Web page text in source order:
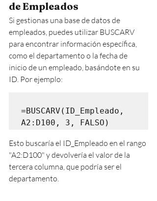
de Empleados
Si gestionas una base de datos de
empleados, puedes utilizar BUSCARV
para encontrar información específica,
como el departamento o la fecha de
inicio de un empleado, basándote en su
ID. Por ejemplo:
=BUSCARV(ID_Empleado,
Esto buscaría el ID_Empleado en el rango
"A2:D100" y devolvería el valor de la
tercera columna, que podría ser el
departamento.